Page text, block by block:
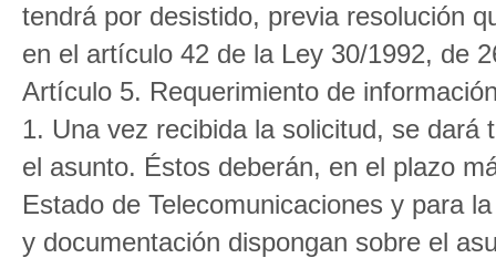
tendrá por desistido, previa resolución
en el artículo 42 de la Ley 30/1992, de
Artículo 5. Requerimiento de
1. Una vez recibida la solicitud, se dará
el asunto. Éstos deberán, en el plazo
Estado de Telecomunicaciones y para
y documentación dispongan sobre el